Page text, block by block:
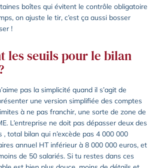
boîtes qui évitent le contrôle obligatoire
on ajuste le tir, c’est ça aussi bosser
!
les seuils pour le bilan
pas la simplicité quand il s’agit de
une version simplifiée des comptes
à ne pas franchir, une sorte de zone de
L’entreprise ne doit pas dépasser deux des
total bilan qui n’excède pas 4 000 000
annuel HT inférieur à 8 000 000 euros, et
de 50 salariés. Si tu restes dans ces